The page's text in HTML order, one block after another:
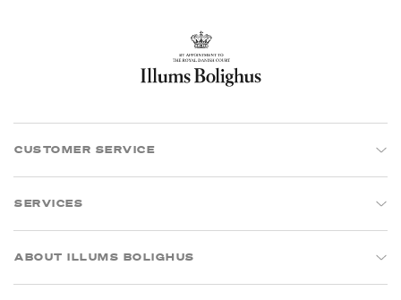
CUSTOMER SERVICE
SERVICES
ABOUT ILLUMS BOLIGHUS